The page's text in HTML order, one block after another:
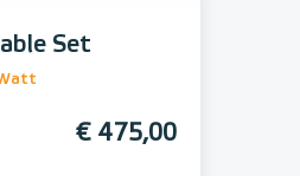
Set
€ 475,00